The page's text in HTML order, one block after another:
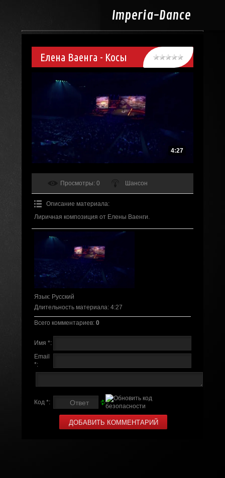
Imperia-Dance
Елена Ваенга - Косы
4:27
Просмотры: 0 Шансон
Описание материала:
Лиричная композиция от Елены Ваенги.
Язык: Русский
Длительность материала: 4:27
Всего комментариев: 0
Имя *:
Email
*:
Код *: